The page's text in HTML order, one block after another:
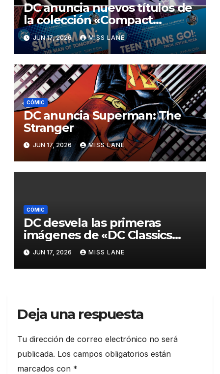
DC anuncia nuevos títulos de
la colección «Compact
Comics Adventures»
JUN 17, 2026 MISS LANE
CÓMIC
DC anuncia Superman: The
Stranger
JUN 17, 2026 MISS LANE
CÓMIC
DC desvela las primeras
imágenes de «DC Classics
Artist’s Edition, de José Luis
García-López»
JUN 17, 2026 MISS LANE
Deja una respuesta
Tu dirección de correo electrónico no será
publicada. Los campos obligatorios están
marcados con *